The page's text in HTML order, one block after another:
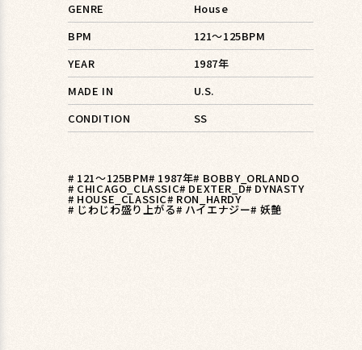
GENRE
House
BPM
121〜125BPM
YEAR
1987年
MADE IN
U.S.
CONDITION
SS
# 121〜125BPM# 1987年# BOBBY_ORLANDO
# CHICAGO_CLASSIC# DEXTER_D# DYNASTY
# HOUSE_CLASSIC# RON_HARDY
# じわじわ盛り上がる# ハイエナジー# 妖艶